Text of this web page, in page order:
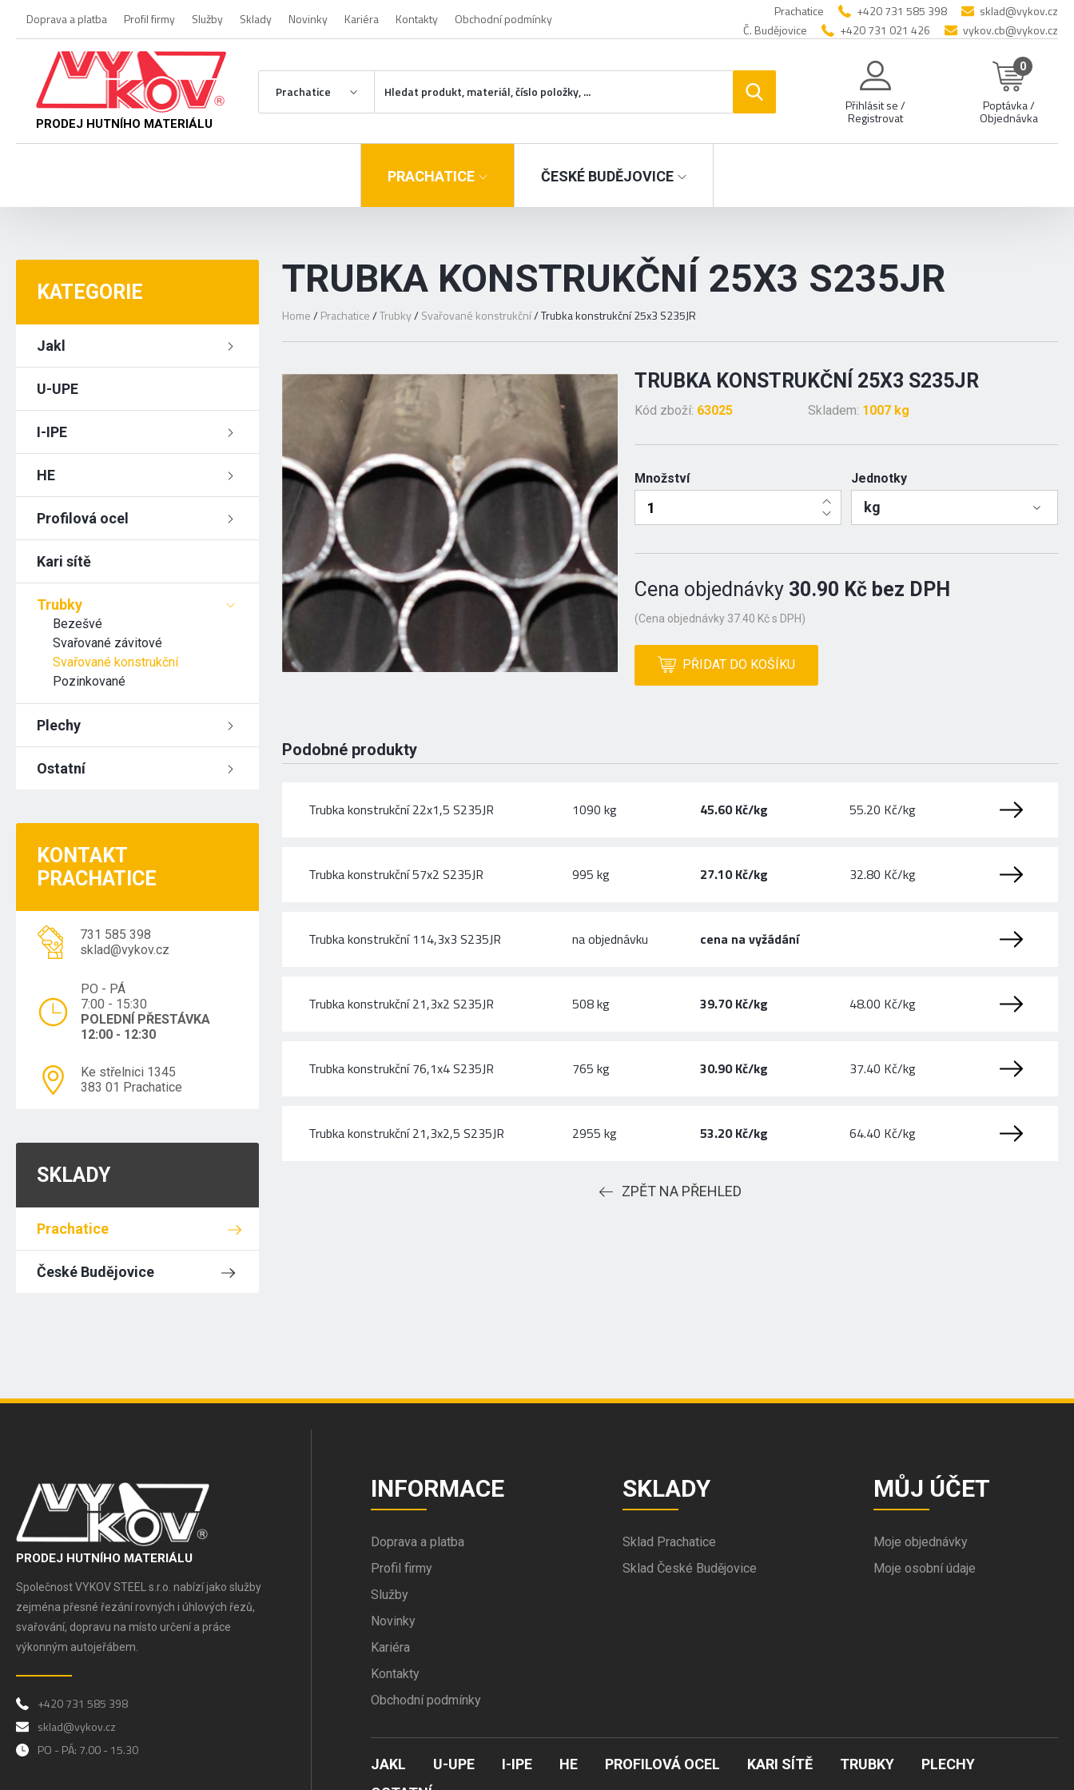
Doprava a platba Profil firmy Služby Sklady Novinky Kariéra Kontakty Obchodní podmínky Prachatice +420 731 585 398
sklad@vykov.cz
Č. Budějovice
+420 731 021 426 vykov.cb@vykov.cz
PRODEJ HUTNÍHO MATERIÁLU
Prachatice
Přihlásit se /
Registrovat
0
Poptávka /
Objednávka
PRACHATICE ČESKÉ BUDĚJOVICE
KATEGORIE
Jakl
U-UPE
I-IPE
HE
Profilová ocel
Kari sítě
Trubky
Bezešvé
Svařované závitové
Svařované konstrukční
Pozinkované
Plechy
Ostatní
KONTAKT
PRACHATICE
731 585 398
sklad@vykov.cz
PO - PÁ
7:00 - 15:30
POLEDNÍ PŘESTÁVKA
12:00 - 12:30
Ke střelnici 1345
383 01 Prachatice
SKLADY
Prachatice
České Budějovice
TRUBKA KONSTRUKČNÍ 25X3 S235JR
Home/ Prachatice/Trubky/ Svařované konstrukční/Trubka konstrukční 25x3 S235JR
TRUBKA KONSTRUKČNÍ 25X3 S235JR
Kód zboží: 63025 Skladem: 1007 kg
Množství Jednotky
kg
Cena objednávky 30.90 Kč bez DPH
(Cena objednávky 37.40 Kč s DPH)
PŘIDAT DO KOŠÍKU
Podobné produkty
Trubka konstrukční 22x1,5 S235JR 1090 kg 45.60 Kč/kg 55.20 Kč/kg
Trubka konstrukční 57x2 S235JR 995 kg 27.10 Kč/kg 32.80 Kč/kg
Trubka konstrukční 114,3x3 S235JR na objednávku cena na vyžádání
Trubka konstrukční 21,3x2 S235JR 508 kg 39.70 Kč/kg 48.00 Kč/kg
Trubka konstrukční 76,1x4 S235JR 765 kg 30.90 Kč/kg 37.40 Kč/kg
Trubka konstrukční 21,3x2,5 S235JR 2955 kg 53.20 Kč/kg 64.40 Kč/kg
ZPĚT NA PŘEHLED
PRODEJ HUTNÍHO MATERIÁLU
Společnost VYKOV STEEL s.r.o. nabízí jako služby
zejména přesné řezání rovných i úhlových řezů,
svařování, dopravu na místo určení a práce
výkonným autojeřábem.
+420 731 585 398
sklad@vykov.cz
PO - PÁ: 7.00 - 15.30
INFORMACE
Doprava a platba
Profil firmy
Služby
Novinky
Kariéra
Kontakty
Obchodní podmínky
SKLADY
Sklad Prachatice
Sklad České Budějovice
MŮJ ÚČET
Moje objednávky
Moje osobní údaje
JAKL U-UPE I-IPE HE PROFILOVÁ OCEL KARI SÍTĚ TRUBKY
PLECHY